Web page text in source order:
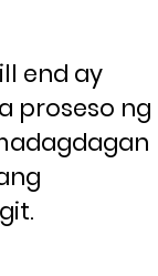
end ay
proseso ng